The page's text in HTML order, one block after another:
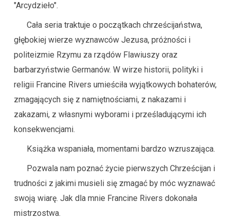
"Arcydzieło".
Cała seria traktuje o początkach chrześcijaństwa,
głębokiej wierze wyznawców Jezusa, próżności i
politeizmie Rzymu za rządów Flawiuszy oraz
barbarzyństwie Germanów. W wirze historii, polityki i
religii Francine Rivers umieściła wyjątkowych bohaterów,
zmagających się z namiętnościami, z nakazami i
zakazami, z własnymi wyborami i prześladującymi ich
konsekwencjami.
Książka wspaniała, momentami bardzo wzruszająca.
Pozwala nam poznać życie pierwszych Chrześcijan i
trudności z jakimi musieli się zmagać by móc wyznawać
swoją wiarę. Jak dla mnie Francine Rivers dokonała
mistrzostwa.